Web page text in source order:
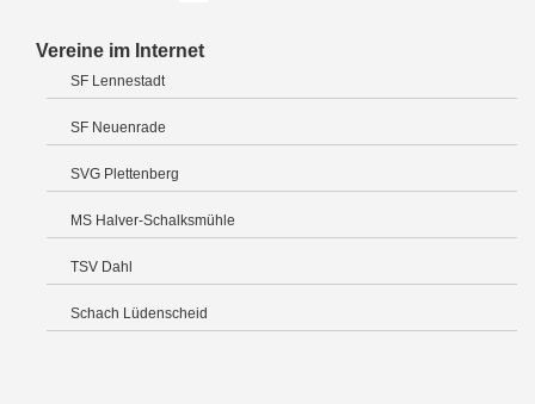
Vereine im Internet
SF Lennestadt
SF Neuenrade
SVG Plettenberg
MS Halver-Schalksmühle
TSV Dahl
Schach Lüdenscheid